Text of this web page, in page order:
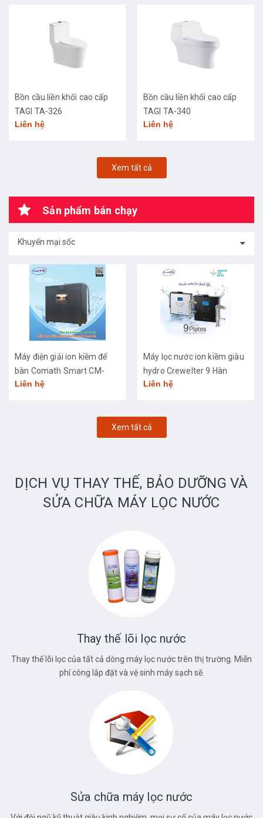
Bồn cầu liền khối cao cấp
TAGI TA-326
Liên hệ
Bồn cầu liền khối cao cấp
TAGI TA-340
Liên hệ
Xem tất cả
Sản phẩm bán chạy
Khuyến mại sốc
Máy điện giải ion kiềm để
bàn Comath Smart CM-
3668
Liên hệ
Máy lọc nước ion kiềm giàu
hydro Crewelter 9 Hàn
Quốc
Liên hệ
Xem tất cả
DỊCH VỤ THAY THẾ, BẢO DƯỠNG VÀ
SỬA CHỮA MÁY LỌC NƯỚC
Thay thế lõi lọc nước
Thay thế lõi lọc của tất cả dòng máy lọc nước trên thị trường. Miễn
phí công lắp đặt và vệ sinh máy sạch sẽ.
Sửa chữa máy lọc nước